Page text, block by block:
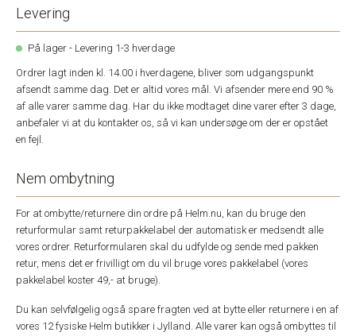
Levering
På lager - Levering 1-3 hverdage
Ordrer lagt inden kl. 14.00 i hverdagene, bliver som udgangspunkt
afsendt samme dag. Det er altid vores mål. Vi afsender mere end 90 %
af alle varer samme dag. Har du ikke modtaget dine varer efter 3 dage,
anbefaler vi at du kontakter os, så vi kan undersøge om der er opstået
en fejl.
Nem ombytning
For at ombytte/returnere din ordre på Helm.nu, kan du bruge den
returformular samt returpakkelabel der automatisk er medsendt alle
vores ordrer. Returformularen skal du udfylde og sende med pakken
retur, mens det er frivilligt om du vil bruge vores pakkelabel (vores
pakkelabel koster 49,- at bruge).
Du kan selvfølgelig også spare fragten ved at bytte eller returnere i en af
vores 12 fysiske Helm butikker i Jylland. Alle varer kan også ombyttes til